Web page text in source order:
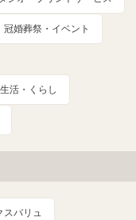
冠婚葬祭・イベント
生活・くらし
スバリュ